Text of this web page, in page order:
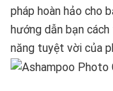
pháp hoàn hảo cho
hướng dẫn bạn
năng tuyệt vời của